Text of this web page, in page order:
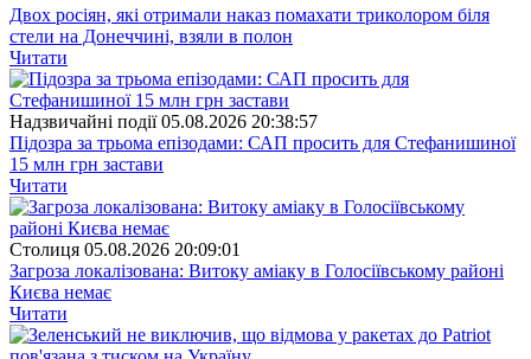
Двох росіян, які отримали наказ помахати триколором біля
стели на Донеччині, взяли в полон
Читати
Надзвичайні події 05.08.2026 20:38:57
Підозра за трьома епізодами: САП просить для Стефанишиної
15 млн грн застави
Читати
Столиця 05.08.2026 20:09:01
Загроза локалізована: Витоку аміаку в Голосіївському районі
Києва немає
Читати